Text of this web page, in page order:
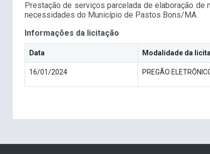
Prestação de serviços parcelada de elaboração
necessidades do Município de Pastos Bons/MA.
Informações da licitação
Data Modalidade da
16/01/2024 PREGÃO